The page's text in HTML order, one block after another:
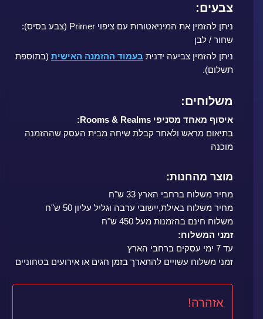
צבעים:
ניתן להזמין את המיניאטורות עם ציפוי Primer (צבע בסיס):
שחור / לבן
ניתן להזמין צביעה ידנית בעמוד ההזמנה האישית (בתוספת
תשלום).
משלוחים:
איסוף מאחד מסניפי Rooms & Realms:
בתיאום מראש ולאחר קבלת שיחה מבית העסק שההזמנה
מוכנה
מוצר מהחנות:
מחיר משלוח ברחבי הארץ 33 ש"ח
מחיר משלוח באילת,יישובי ערבה וגליל עליון 50 ש"ח
משלוח חינם בהזמנות מעל 450 ש"ח
זמני המשלוח:
עד 7 ימי עסקים ברחבי הארץ
זמני משלוח עשויים להתארך בזמן חגים או אירועים בטחוניים
אזהרה!